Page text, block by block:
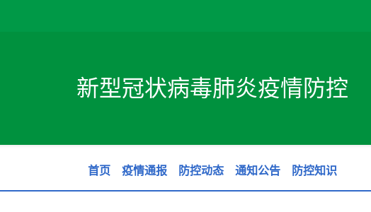
新型冠状病毒肺炎疫情防控
首页 疫情通报 防控动态 通知公告 防控知识